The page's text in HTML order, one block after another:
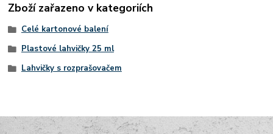
Zboží zařazeno v kategoriích
Celé kartonové balení
Plastové lahvičky 25 ml
Lahvičky s rozprašovačem